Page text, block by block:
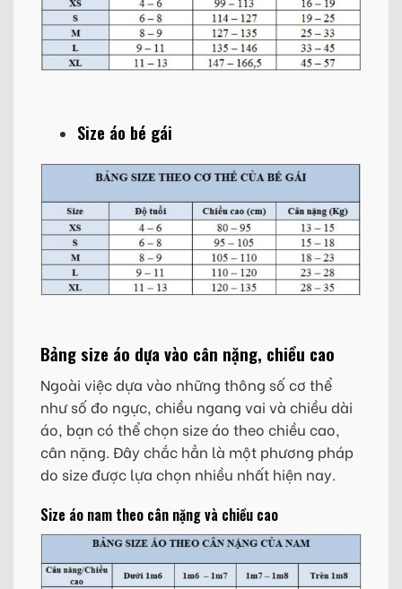
Size áo bé gái
Bảng size áo dựa vào cân nặng, chiều cao
Ngoài việc dựa vào những thông số cơ thể
như số đo ngực, chiều ngang vai và chiều dài
áo, bạn có thể chọn size áo theo chiều cao,
cân nặng. Đây chắc hẳn là một phương pháp
do size được lựa chọn nhiều nhất hiện nay.
Size áo nam theo cân nặng và chiều cao